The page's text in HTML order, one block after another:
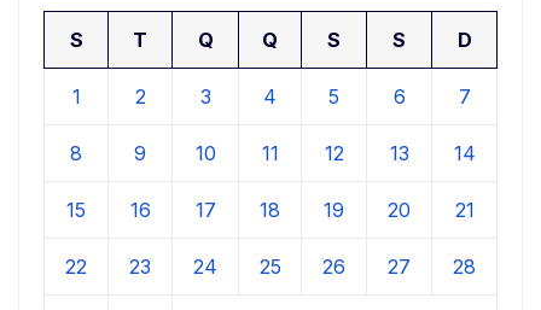
S T Q Q S S D
1 2 3 4 5 6 7
8 9 10 11 12 13 14
15 16 17 18 19 20 21
22 23 24 25 26 27 28